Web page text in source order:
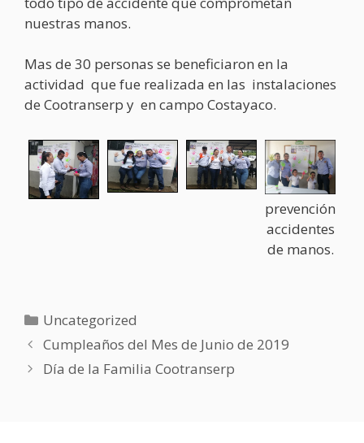
nuestras manos.
Mas de 30 personas se beneficiaron en la
actividad que fue realizada en las instalaciones
de Cootranserp y en campo Costayaco.
prevención
accidentes
de manos.
Categorías
Uncategorized
Navegación
de
Cumpleaños del Mes de Junio de 2019
Día de la Familia Cootranserp